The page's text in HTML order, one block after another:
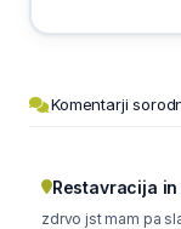
Komentarji
Restavracija
zdrvo jst mam pa